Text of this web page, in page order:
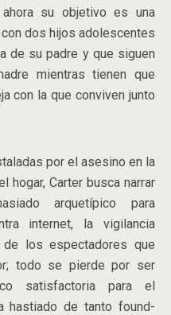
su objetivo es una
dos hijos adolescentes
de su padre y que siguen
mientras tienen que
con la que conviven junto
por el asesino en la
hogar, Carter busca narrar
arquetípico para
internet, la vigilancia
de los espectadores que
todo se pierde por ser
satisfactoria para el
hastiado de tanto found-